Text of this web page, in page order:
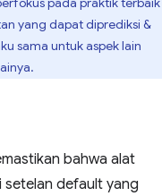
yang dapat diprediksi &
sama untuk aspek lain
bahwa alat
setelan default yang